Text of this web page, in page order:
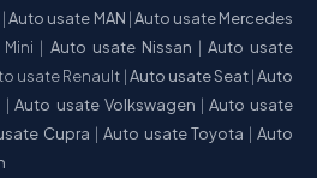
|Auto usate MAN |Auto usate Mercedes
| Auto usate Nissan | Auto usate
usate Renault |Auto usate Seat|Auto
|Auto usate Volkswagen | Auto usate
Cupra | Auto usate Toyota |Auto